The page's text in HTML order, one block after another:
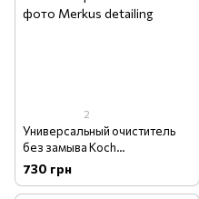
2
Универсальный очиститель
без замыва Koch
Mehrzweckreiniger MZR 1 литр
730 грн